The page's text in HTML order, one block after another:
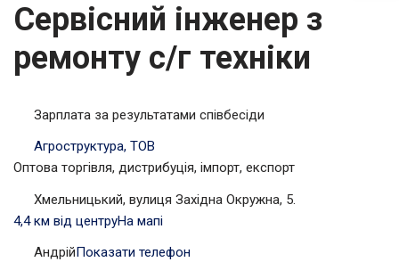
Сервісний інженер з
ремонту с/г техніки
Зарплата за результатами співбесіди
Агроструктура, ТОВ
Оптова торгівля, дистрибуція, імпорт, експорт
Хмельницький, вулиця Західна Окружна, 5.
4,4 км від центруНа мапі
АндрійПоказати телефон